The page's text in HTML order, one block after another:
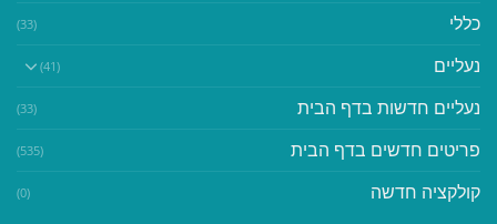
כללי (33)
נעליים (41)
נעליים חדשות בדף הבית (33)
פריטים חדשים בדף הבית (535)
קולקציה חדשה (0)